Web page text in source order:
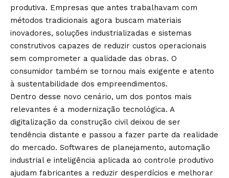
produtiva. Empresas que antes trabalhavam com
métodos tradicionais agora buscam materiais
inovadores, soluções industrializadas e sistemas
construtivos capazes de reduzir custos operacionais
sem comprometer a qualidade das obras. O
consumidor também se tornou mais exigente e atento
à sustentabilidade dos empreendimentos.
Dentro desse novo cenário, um dos pontos mais
relevantes é a modernização tecnológica. A
digitalização da construção civil deixou de ser
tendência distante e passou a fazer parte da realidade
do mercado. Softwares de planejamento, automação
industrial e inteligência aplicada ao controle produtivo
ajudam fabricantes a reduzir desperdícios e melhorar